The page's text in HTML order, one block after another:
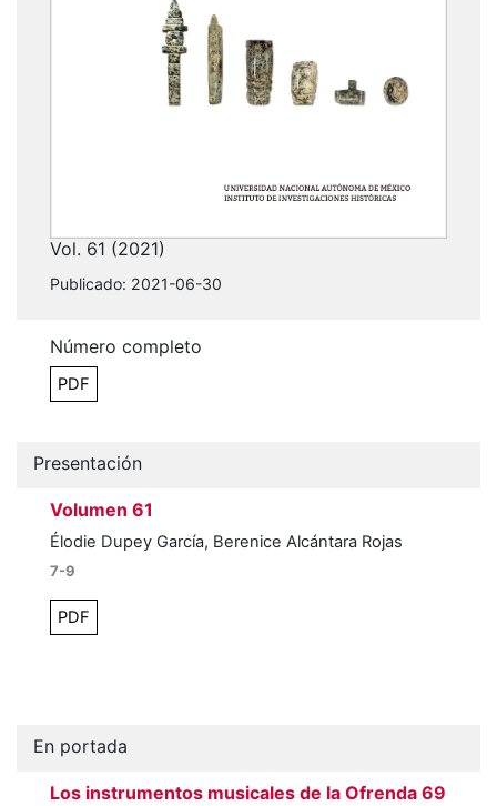
Vol. 61 (2021)
Publicado: 2021-06-30
Número completo
PDF
Presentación
Volumen 61
Élodie Dupey García, Berenice Alcántara Rojas
7-9
PDF
En portada
Los instrumentos musicales de la Ofrenda 69